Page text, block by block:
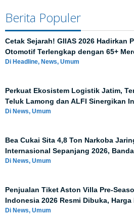
Berita Populer
Cetak Sejarah! GIIAS 2026 Hadirkan
Otomotif Terlengkap dengan 65+
Di Headline, News, Umum
Perkuat Ekosistem Logistik Jatim,
Teluk Lamong dan ALFI Sinergikan
Di News, Umum
Bea Cukai Sita 4,8 Ton Narkoba
Internasional Sepanjang 2026,
Di News, Umum
Penjualan Tiket Aston Villa Pre-
Indonesia 2026 Resmi Dibuka,
Di News, Umum